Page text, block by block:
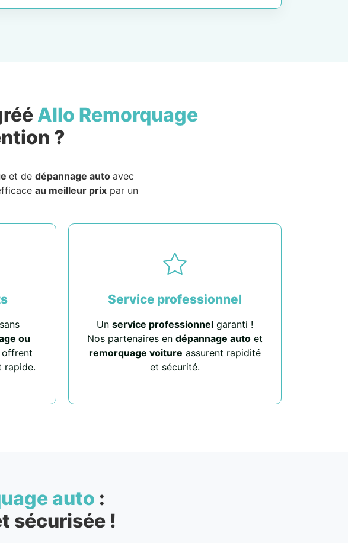
Allo Remorquage
?
et de dépannage auto avec
au meilleur prix par un
ou
offrent
rapide.
Service professionnel
Un service professionnel garanti !
Nos partenaires en dépannage auto et
remorquage voiture assurent rapidité
et sécurité.
auto :
sécurisée !